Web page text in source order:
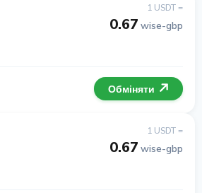
1 USDT =
0.67 wise-gbp
Обміняти
1 USDT =
0.67 wise-gbp